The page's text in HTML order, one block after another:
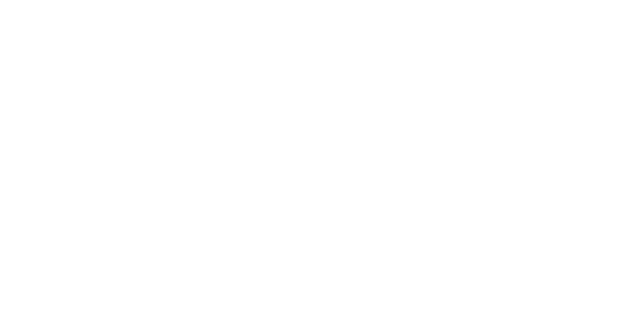
全なユーザーです
させた実績があります
実績があります
ません